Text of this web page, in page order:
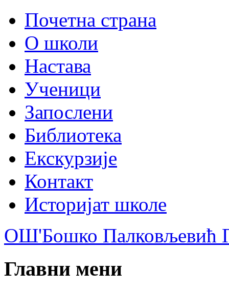
Почетна страна
О школи
Настава
Ученици
Запослени
Библиотека
Екскурзије
Контакт
Историјат школе
ОШ'Бошко Палковљевић
Главни мени